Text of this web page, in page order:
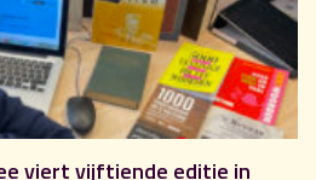
viert vijftiende editie in